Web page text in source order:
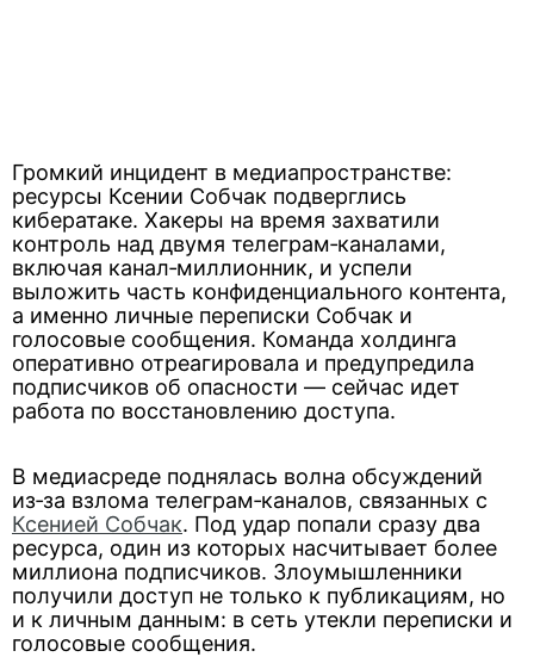
Громкий инцидент в медиапространстве:
ресурсы Ксении Собчак подверглись
кибератаке. Хакеры на время захватили
контроль над двумя телеграм‑каналами,
включая канал‑миллионник, и успели
выложить часть конфиденциального контента,
а именно личные переписки Собчак и
голосовые сообщения. Команда холдинга
оперативно отреагировала и предупредила
подписчиков об опасности — сейчас идет
работа по восстановлению доступа.
В медиасреде поднялась волна обсуждений
из‑за взлома телеграм‑каналов, связанных с
Ксенией Собчак. Под удар попали сразу два
ресурса, один из которых насчитывает более
миллиона подписчиков. Злоумышленники
получили доступ не только к публикациям, но
и к личным данным: в сеть утекли переписки и
голосовые сообщения.